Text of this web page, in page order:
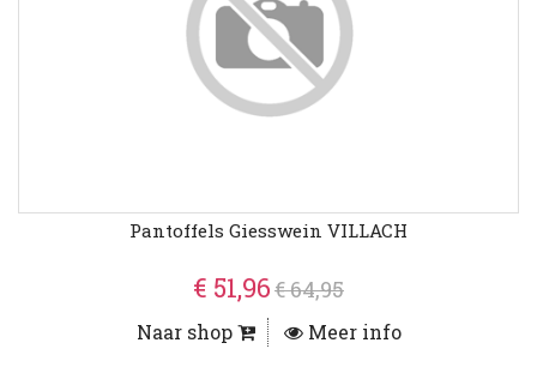
Pantoffels Giesswein VILLACH
€ 51,96€ 64,95
Naar shop Meer info